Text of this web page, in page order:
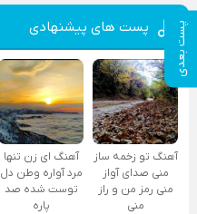
پست بعدی پست های پیشنهادی
آهنگ تو زخمه ساز
منی صدای آواز
منی رمز من و راز
منی
آهنگ ای زن تنها
مرد آواره وطن دل
توست شده صد
پاره